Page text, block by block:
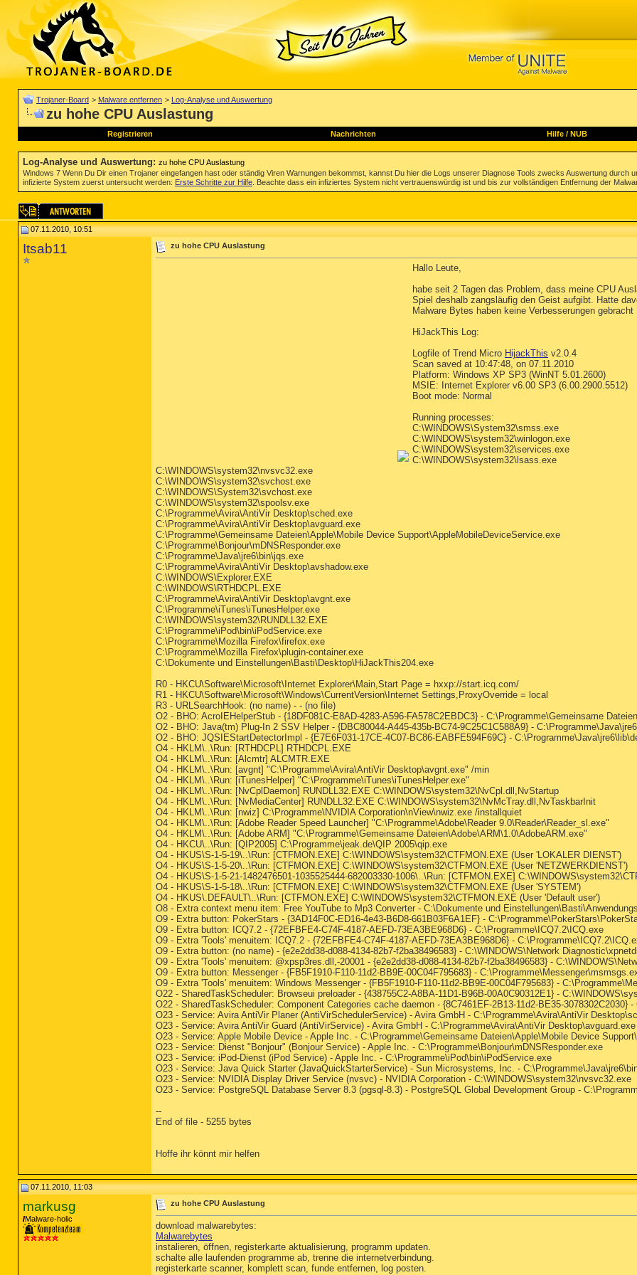
Trojaner-Board > Malware entfernen > Log-Analyse und Auswertung
zu hohe CPU Auslastung
Registrieren Nachrichten Hilfe/ NUB
Log-Analyse und Auswertung: zu hohe CPU Auslastung
Windows 7 Wenn Du Dir einen Trojaner eingefangen hast oder ständig Viren Warnungen bekommst, kannst Du hier die Logs unserer Diagnose Tools zwecks Auswertung
infizierte System zuerst untersucht werden: Erste Schritte zur Hilfe . Beachte dass ein infiziertes System nicht vertrauenswürdig ist und bis zur vollständigen Entfernung der
07.11.2010, 10:51
Itsab11 zu hohe CPU Auslastung
Hallo Leute,
habe seit 2 Tagen das Problem, dass meine CPU
Spiel deshalb zangsläufig den Geist aufgibt. Hatte
Malware Bytes haben keine Verbesserungen gebracht
HiJackThis Log:
Logfile of Trend Micro HijackThis v2.0.4
Scan saved at 10:47:48, on 07.11.2010
Platform: Windows XP SP3 (WinNT 5.01.2600)
MSIE: Internet Explorer v6.00 SP3 (6.00.2900.5512)
Boot mode: Normal
Running processes:
C:\WINDOWS\System32\smss.exe
C:\WINDOWS\system32\winlogon.exe
C:\WINDOWS\system32\services.exe
C:\WINDOWS\system32\lsass.exe
C:\WINDOWS\system32\nvsvc32.exe
C:\WINDOWS\system32\svchost.exe
C:\WINDOWS\System32\svchost.exe
C:\WINDOWS\system32\spoolsv.exe
C:\Programme\Avira\AntiVir Desktop\sched.exe
C:\Programme\Avira\AntiVir Desktop\avguard.exe
C:\Programme\Gemeinsame Dateien\Apple\Mobile Device Support\AppleMobileDeviceService.exe
C:\Programme\Bonjour\mDNSResponder.exe
C:\Programme\Java\jre6\bin\jqs.exe
C:\Programme\Avira\AntiVir Desktop\avshadow.exe
C:\WINDOWS\Explorer.EXE
C:\WINDOWS\RTHDCPL.EXE
C:\Programme\Avira\AntiVir Desktop\avgnt.exe
C:\Programme\iTunes\iTunesHelper.exe
C:\WINDOWS\system32\RUNDLL32.EXE
C:\Programme\iPod\bin\iPodService.exe
C:\Programme\Mozilla Firefox\firefox.exe
C:\Programme\Mozilla Firefox\plugin-container.exe
C:\Dokumente und Einstellungen\Basti\Desktop\HiJackThis204.exe
R0 - HKCU\Software\Microsoft\Internet Explorer\Main,Start Page = hxxp://start.icq.com/
R1 - HKCU\Software\Microsoft\Windows\CurrentVersion\Internet Settings,ProxyOverride = local
R3 - URLSearchHook: (no name) - - (no file)
O2 - BHO: AcroIEHelperStub - {18DF081C-E8AD-4283-A596-FA578C2EBDC3} - C:\Programme\Gemeinsame
O2 - BHO: Java(tm) Plug-In 2 SSV Helper - {DBC80044-A445-435b-BC74-9C25C1C588A9} -
O2 - BHO: JQSIEStartDetectorImpl - {E7E6F031-17CE-4C07-BC86-EABFE594F69C} -
O4 - HKLM\..\Run: [RTHDCPL] RTHDCPL.EXE
O4 - HKLM\..\Run: [Alcmtr] ALCMTR.EXE
O4 - HKLM\..\Run: [avgnt] "C:\Programme\Avira\AntiVir Desktop\avgnt.exe" /min
O4 - HKLM\..\Run: [iTunesHelper] "C:\Programme\iTunes\iTunesHelper.exe"
O4 - HKLM\..\Run: [NvCplDaemon] RUNDLL32.EXE C:\WINDOWS\system32\NvCpl.dll,NvStartup
O4 - HKLM\..\Run: [NvMediaCenter] RUNDLL32.EXE C:\WINDOWS\system32\NvMcTray.dll,NvTaskbarInit
O4 - HKLM\..\Run: [nwiz] C:\Programme\NVIDIA Corporation\nView\nwiz.exe /installquiet
O4 - HKLM\..\Run: [Adobe Reader Speed Launcher] "C:\Programme\Adobe\Reader 9.0\Reader\Reader_sl.exe"
O4 - HKLM\..\Run: [Adobe ARM] "C:\Programme\Gemeinsame Dateien\Adobe\ARM\1.0\AdobeARM.exe"
O4 - HKCU\..\Run: [QIP2005] C:\Programme\jeak.de\QIP 2005\qip.exe
O4 - HKUS\S-1-5-19\..\Run: [CTFMON.EXE] C:\WINDOWS\system32\CTFMON.EXE (User 'LOKALER DIENST')
O4 - HKUS\S-1-5-20\..\Run: [CTFMON.EXE] C:\WINDOWS\system32\CTFMON.EXE (User 'NETZWERKDIENST')
O4 - HKUS\S-1-5-21-1482476501-1035525444-682003330-1006\..\Run: [CTFMON.EXE]
O4 - HKUS\S-1-5-18\..\Run: [CTFMON.EXE] C:\WINDOWS\system32\CTFMON.EXE (User 'SYSTEM')
O4 - HKUS\.DEFAULT\..\Run: [CTFMON.EXE] C:\WINDOWS\system32\CTFMON.EXE (User 'Default user')
O8 - Extra context menu item: Free YouTube to Mp3 Converter - C:\Dokumente und
O9 - Extra button: PokerStars - {3AD14F0C-ED16-4e43-B6D8-661B03F6A1EF} -
O9 - Extra button: ICQ7.2 - {72EFBFE4-C74F-4187-AEFD-73EA3BE968D6} - C:\Programme\ICQ7.2\ICQ.exe
O9 - Extra 'Tools' menuitem: ICQ7.2 - {72EFBFE4-C74F-4187-AEFD-73EA3BE968D6} -
O9 - Extra button: (no name) - {e2e2dd38-d088-4134-82b7-f2ba38496583} - C:\WINDOWS\Network
O9 - Extra 'Tools' menuitem: @xpsp3res.dll,-20001 - {e2e2dd38-d088-4134-82b7-f2ba38496583} -
O9 - Extra button: Messenger - {FB5F1910-F110-11d2-BB9E-00C04F795683} -
O9 - Extra 'Tools' menuitem: Windows Messenger - {FB5F1910-F110-11d2-BB9E-00C04F795683} -
O22 - SharedTaskScheduler: Browseui preloader - {438755C2-A8BA-11D1-B96B-00A0C90312E1} -
O22 - SharedTaskScheduler: Component Categories cache daemon - {8C7461EF-2B13-11d2-BE35-3078302C2030}
O23 - Service: Avira AntiVir Planer (AntiVirSchedulerService) - Avira GmbH - C:\Programme\Avira\AntiVir
O23 - Service: Avira AntiVir Guard (AntiVirService) - Avira GmbH - C:\Programme\Avira\AntiVir Desktop\avguard.exe
O23 - Service: Apple Mobile Device - Apple Inc. - C:\Programme\Gemeinsame Dateien\Apple\Mobile Device
O23 - Service: Dienst "Bonjour" (Bonjour Service) - Apple Inc. - C:\Programme\Bonjour\mDNSResponder.exe
O23 - Service: iPod-Dienst (iPod Service) - Apple Inc. - C:\Programme\iPod\bin\iPodService.exe
O23 - Service: Java Quick Starter (JavaQuickStarterService) - Sun Microsystems, Inc. -
O23 - Service: NVIDIA Display Driver Service (nvsvc) - NVIDIA Corporation - C:\WINDOWS\system32\nvsvc32.exe
O23 - Service: PostgreSQL Database Server 8.3 (pgsql-8.3) - PostgreSQL Global Development Group -
--
End of file - 5255 bytes
Hoffe ihr könnt mir helfen
07.11.2010, 11:03
markusg
Malware-holic
zu hohe CPU Auslastung
download malwarebytes:
Malwarebytes
instalieren, öffnen, registerkarte aktualisierung, programm updaten.
schalte alle laufenden programme ab, trenne die internetverbindung.
registerkarte scanner, komplett scan, funde entfernen, log posten.